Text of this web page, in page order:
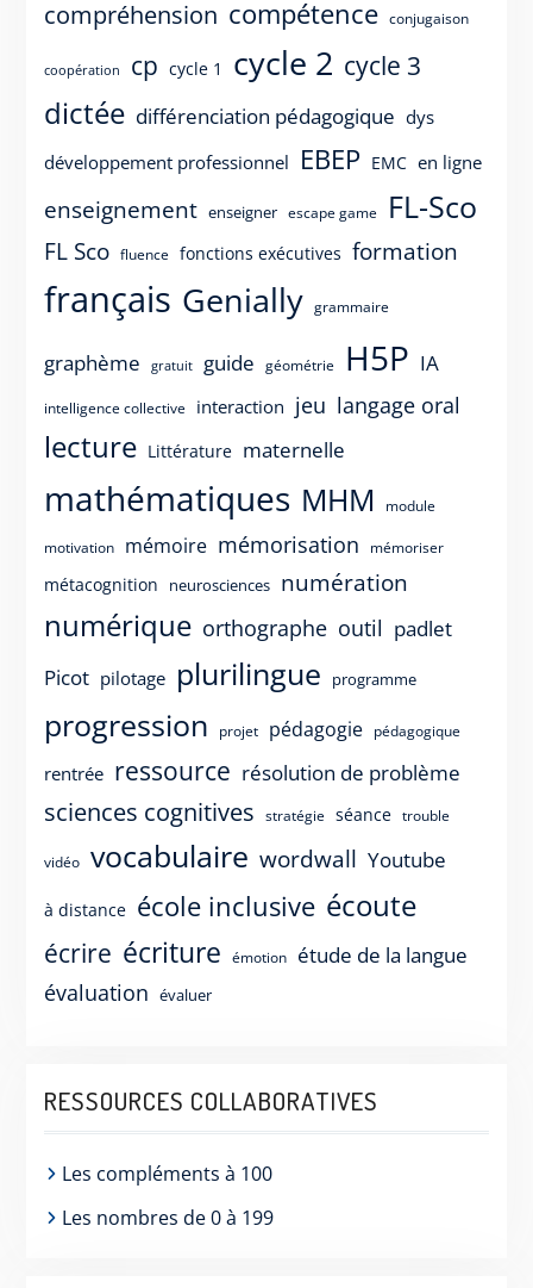
compréhension compétence conjugaison
coopération cp cycle 1 cycle 2 cycle 3
dictée différenciation pédagogique dys
développement professionnel EBEP EMC en ligne
enseignement enseigner escape game FL-Sco
FL Sco fluence fonctions exécutives formation
français Genially grammaire
graphème gratuit guide géométrie H5P IA
intelligence collective interaction jeu langage oral
lecture Littérature maternelle
mathématiques MHM module
motivation mémoire mémorisation mémoriser
métacognition neurosciences numération
numérique orthographe outil padlet
Picot pilotage plurilingue programme
progression projet pédagogie pédagogique
rentrée ressource résolution de problème
sciences cognitives stratégie séance trouble
vidéo vocabulaire wordwall Youtube
à distance école inclusive écoute
écrire écriture émotion étude de la langue
évaluation évaluer
RESSOURCES COLLABORATIVES
Les compléments à 100
Les nombres de 0 à 199